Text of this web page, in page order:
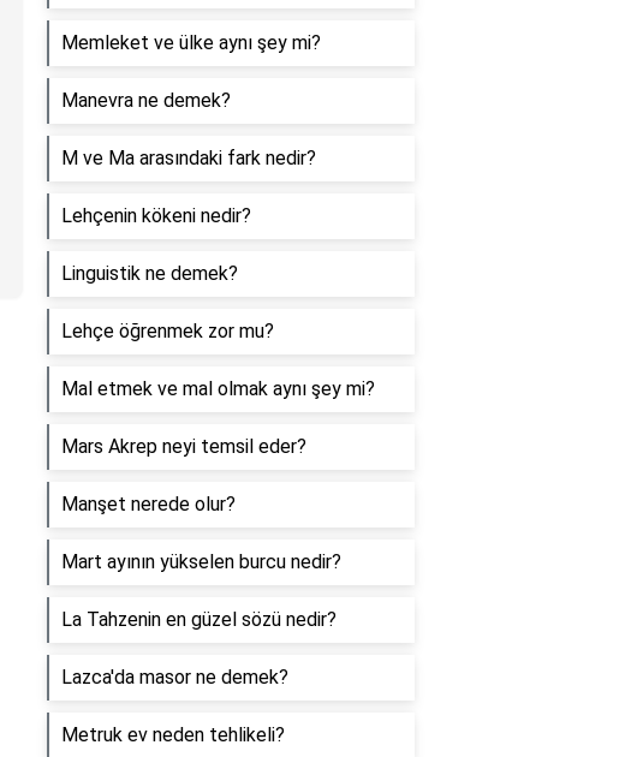
Memleket ve ülke aynı şey mi?
Manevra ne demek?
M ve Ma arasındaki fark nedir?
Lehçenin kökeni nedir?
Linguistik ne demek?
Lehçe öğrenmek zor mu?
Mal etmek ve mal olmak aynı şey mi?
Mars Akrep neyi temsil eder?
Manşet nerede olur?
Mart ayının yükselen burcu nedir?
La Tahzenin en güzel sözü nedir?
Lazca'da masor ne demek?
Metruk ev neden tehlikeli?